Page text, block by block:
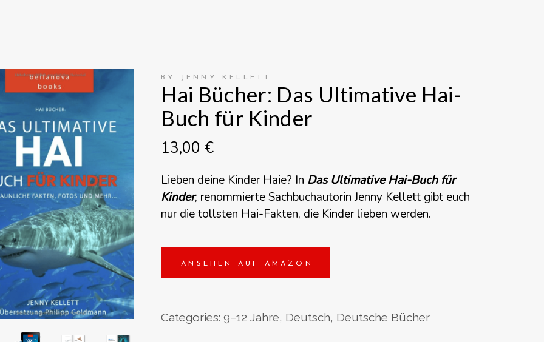
BY JENNY KELLETT
Hai Bücher: Das Ultimative Hai-
Buch für Kinder
13,00 €
Lieben deine Kinder Haie? In Das Ultimative Hai-Buch für
Kinder, renommierte Sachbuchautorin Jenny Kellett gibt euch
nur die tollsten Hai-Fakten, die Kinder lieben werden.
ANSEHEN AUF AMAZON
Categories:9–12 Jahre, Deutsch, Deutsche Bücher